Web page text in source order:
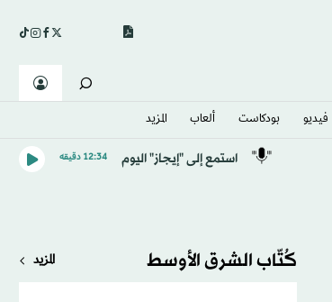
فيديو بودكاست ألعاب المزيد
استمع إلى "إيجاز" اليوم 12:34 دقيقه
كُتّاب الشرق الأوسط المزيد